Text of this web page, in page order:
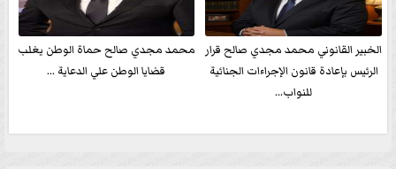
الخبير القانوني محمد مجدي صالح قرار
الرئيس بإعادة قانون الإجراءات الجنائية
للنواب...
محمد مجدي صالح حماة الوطن يغلب
قضايا الوطن علي الدعاية ...